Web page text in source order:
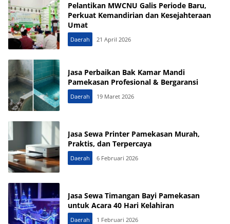
Pelantikan MWCNU Galis Periode Baru,
Perkuat Kemandirian dan Kesejahteraan
Umat
Daerah 21 April 2026
Jasa Perbaikan Bak Kamar Mandi
Pamekasan Profesional & Bergaransi
Daerah 19 Maret 2026
Jasa Sewa Printer Pamekasan Murah,
Praktis, dan Terpercaya
Daerah 6 Februari 2026
Jasa Sewa Timangan Bayi Pamekasan
untuk Acara 40 Hari Kelahiran
Daerah 1 Februari 2026